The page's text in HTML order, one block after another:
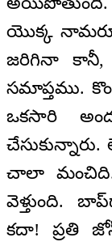
యొక్క
జరిగినా కానీ,
సమాప్తము.
ఒకసారి
చాలా మంచిది.
వెళ్తుంది.
కదా! ప్రతి